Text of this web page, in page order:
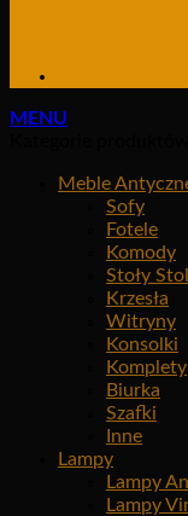
MENU
Meble
Sofy
Fotele
Komody
Stoły
Krzesła
Witryny
Konsolki
Komplety
Biurka
Szafki
Inne
Lampy
Lampy
Lampy